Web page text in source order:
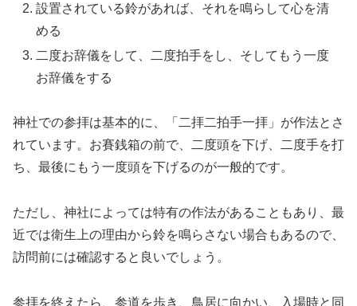
設置されている鈴があれば、それを鳴らして心を清
める
二度お辞儀をして、二度拍手をし、そしてもう一度
お辞儀をする
神社での参拝は基本的に、「二拝二拍手一拝」が作法とさ
れています。お賽銭箱の前で、二度頭を下げ、二度手を打
ち、最後にもう一度頭を下げるのが一般的です。
ただし、神社によっては特有の作法があることもあり、最
近では衛生上の理由から鈴を鳴らさない場合もあるので、
訪問前には確認すると良いでしょう。
参拝を終えたら、参道を歩き、鳥居に向かい、入場時と同